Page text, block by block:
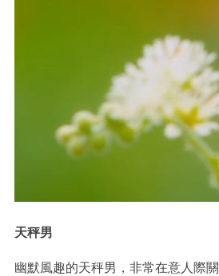
天秤男
幽默風趣的天秤男，非常在意人際